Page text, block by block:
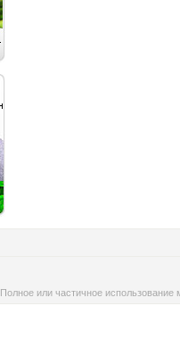
Полное или частичное